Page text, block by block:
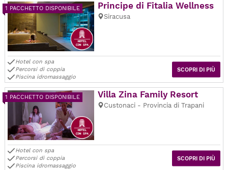
1 PACCHETTO DISPONIBILE Principe di Fitalia Wellness
Siracusa
SCOPRI DI PIÙ
Hotel con spa
Percorsi di coppia
Piscina idromassaggio
1 PACCHETTO DISPONIBILE Villa Zina Family Resort
Custonaci - Provincia di Trapani
SCOPRI DI PIÙ
Hotel con spa
Percorsi di coppia
Piscina idromassaggio